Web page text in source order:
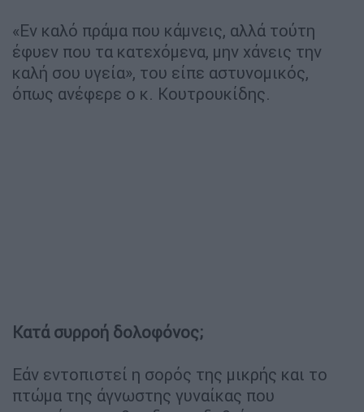
«Εν καλό πράμα που κάμνεις, αλλά τούτη
έφυεν που τα κατεχόμενα, μην χάνεις την
καλή σου υγεία», του είπε αστυνομικός,
όπως ανέφερε ο κ. Κουτρουκίδης.
Κατά συρροή δολοφόνος;
Εάν εντοπιστεί η σορός της μικρής και το
πτώμα της άγνωστης γυναίκας που